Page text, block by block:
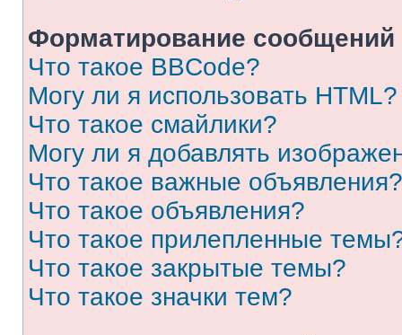
Форматирование
Что такое BBCode?
Могу ли я использовать HTML?
Что такое смайлики?
Могу ли я добавлять
Что такое важные объявления?
Что такое объявления?
Что такое прилепленные
Что такое закрытые темы?
Что такое значки тем?